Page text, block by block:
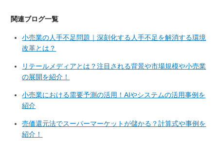
関連ブログ一覧
小売業の人手不足問題｜深刻化する人手不足を解消する環境
改革とは？
リテールメディアとは？注目される背景や市場規模や小売業
の展開を紹介！
小売業における需要予測の活用！AIやシステムの活用事例を
紹介
売価還元法でスーパーマーケットが儲かる？計算式や事例を
紹介！